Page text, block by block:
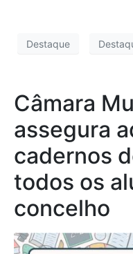
Destaque
Câmara
assegura
cadernos
todos os
concelho